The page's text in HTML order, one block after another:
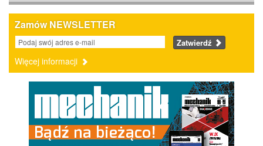
Zamów NEWSLETTER
Zatwierdź
Więcej informacji